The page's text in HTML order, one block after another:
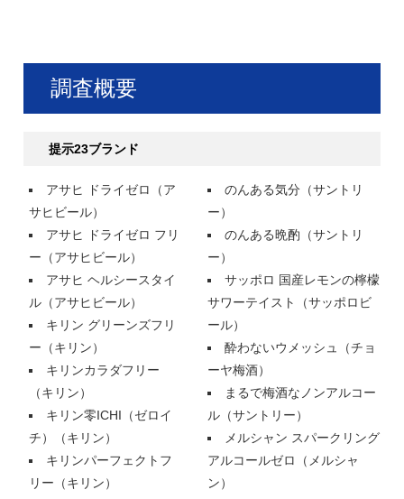
調査概要
提示23ブランド
アサヒ ドライゼロ（ア
サヒビール）
アサヒ ドライゼロ フリ
ー（アサヒビール）
アサヒ ヘルシースタイ
ル（アサヒビール）
キリン グリーンズフリ
ー（キリン）
キリンカラダフリー
（キリン）
キリン零ICHI（ゼロイ
チ）（キリン）
キリンパーフェクトフ
リー（キリン）
のんある気分（サントリ
ー）
のんある晩酌（サントリ
ー）
サッポロ 国産レモンの檸檬
サワーテイスト（サッポロビ
ール）
酔わないウメッシュ（チョ
ーヤ梅酒）
まるで梅酒なノンアルコー
ル（サントリー）
メルシャン スパークリング
アルコールゼロ（メルシャ
ン）